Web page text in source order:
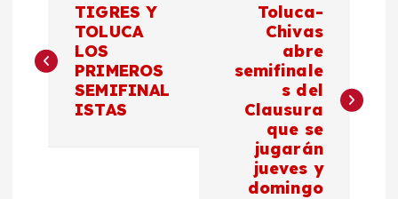
a
v
TIGRES Y
TOLUCA
LOS
PRIMEROS
SEMIFINAL
ISTAS
Toluca-
Chivas
abre
semifinale
s del
Clausura
que se
jugarán
jueves y
domingo